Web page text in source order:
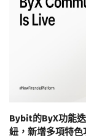
Bybit的ByX功能
紐，新增多項特色